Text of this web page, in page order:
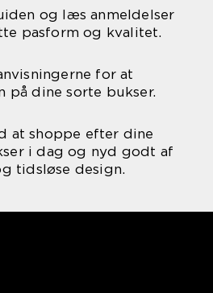
og læs anmeldelser
pasform og kvalitet.
for at
dine sorte bukser.
at shoppe efter dine
i dag og nyd godt af
tidsløse design.